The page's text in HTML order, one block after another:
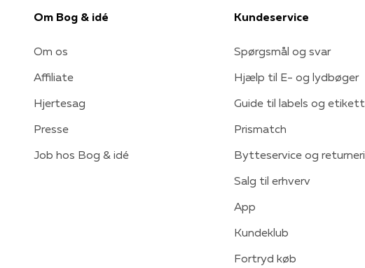
Om Bog & idé
Om os
Affiliate
Hjertesag
Presse
Job hos Bog & idé
Kundeservice
Spørgsmål og svar
Hjælp til E- og lydbøger
Guide til labels og
Prismatch
Bytteservice og
Salg til erhverv
App
Kundeklub
Fortryd køb